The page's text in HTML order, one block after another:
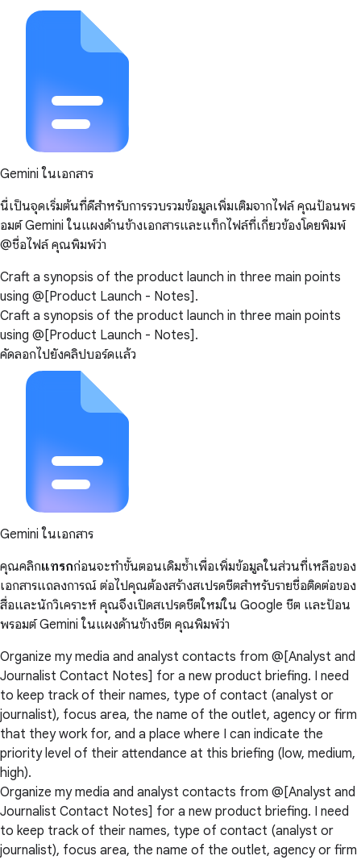
Gemini ในเอกสาร
นี่เป็นจุดเริ่มต้นที่ดีสำหรับการรวบรวมข้อมูลเพิ่มเติมจากไฟล์ คุณป้อนพร
อมต์ Gemini ในแผงด้านข้างเอกสารและแท็กไฟล์ที่เกี่ยวข้องโดยพิมพ์
@ชื่อไฟล์ คุณพิมพ์ว่า
Craft a synopsis of the product launch in three main points
using @[Product Launch - Notes].
Craft a synopsis of the product launch in three main points
using @[Product Launch - Notes].
คัดลอกไปยังคลิปบอร์ดแล้ว
Gemini ในเอกสาร
คุณคลิกแทรกก่อนจะทำขั้นตอนเดิมซ้ำเพื่อเพิ่มข้อมูลในส่วนที่เหลือของ
เอกสารแถลงการณ์ ต่อไปคุณต้องสร้างสเปรดชีตสำหรับรายชื่อติดต่อของ
สื่อและนักวิเคราะห์ คุณจึงเปิดสเปรดชีตใหม่ใน Google ชีต และป้อน
พรอมต์ Gemini ในแผงด้านข้างชีต คุณพิมพ์ว่า
Organize my media and analyst contacts from @[Analyst and
Journalist Contact Notes] for a new product briefing. I need
to keep track of their names, type of contact (analyst or
journalist), focus area, the name of the outlet, agency or firm
that they work for, and a place where I can indicate the
priority level of their attendance at this briefing (low, medium,
high).
Organize my media and analyst contacts from @[Analyst and
Journalist Contact Notes] for a new product briefing. I need
to keep track of their names, type of contact (analyst or
journalist), focus area, the name of the outlet, agency or firm